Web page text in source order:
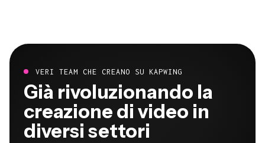
VERI TEAM CHE CREANO SU KAPWING
Già rivoluzionando la
creazione di video in
diversi settori